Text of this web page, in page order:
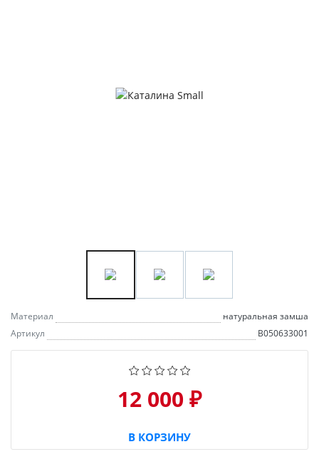
Материал
натуральная замша
Артикул
B050633001
12 000 ₽
В КОРЗИНУ